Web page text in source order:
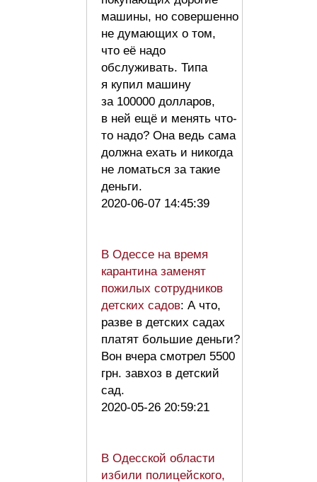
машины, но совершенно
не думающих о том,
что её надо
обслуживать. Типа
я купил машину
за 100000 долларов,
в ней ещё и менять что-
то надо? Она ведь сама
должна ехать и никогда
не ломаться за такие
деньги.
2020-06-07 14:45:39
В Одессе на время
карантина заменят
пожилых сотрудников
детских садов: А что,
разве в детских садах
платят большие деньги?
Вон вчера смотрел 5500
грн. завхоз в детский
сад.
2020-05-26 20:59:21
В Одесской области
избили полицейского,